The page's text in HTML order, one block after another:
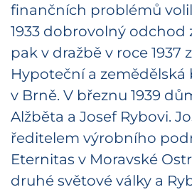
finančních problémů
1933 dobrovolný odchod
pak v dražbě v roce 1937
Hypoteční a zemědělská
v Brně. V březnu 1939
Alžběta a Josef Rybovi.
ředitelem výrobního
Eternitas v Moravské
druhé světové války a